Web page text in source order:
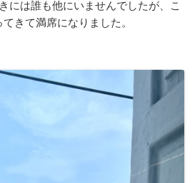
には誰も他にいませんでしたが、こ
きて満席になりました。